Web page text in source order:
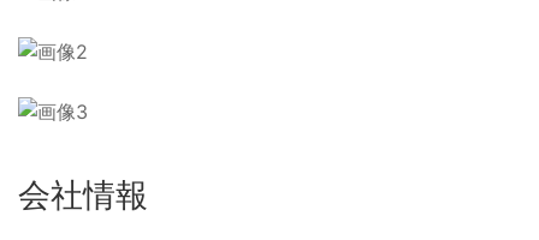
会社情報